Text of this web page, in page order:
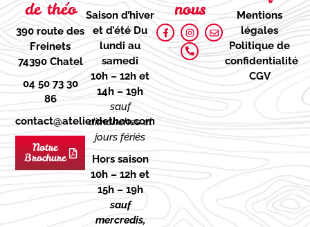
de théo
390 route des
Freinets
74390 Chatel
04 50 73 30
86
contact@atelierdetheo.com
Notre
Brochure
Saison d’hiver
et d’étéDu
lundi au
samedi
10h – 12h et
14h – 19h
sauf
dimanches et
jours fériés
Hors saison
10h – 12h et
15h – 19h
sauf
mercredis,
nous
Mentions
légales
Politique de
confidentialité
CGV